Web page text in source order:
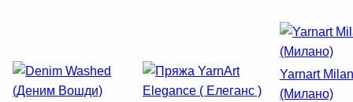
Yarnart
(Милано)